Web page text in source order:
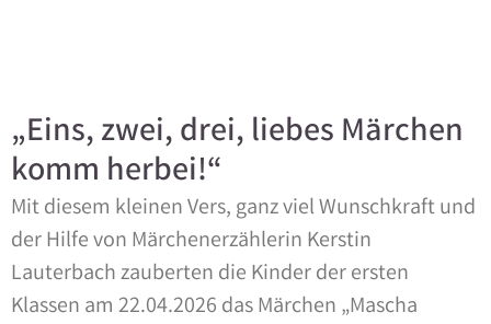
„Eins, zwei, drei, liebes Märchen
komm herbei!“
Mit diesem kleinen Vers, ganz viel Wunschkraft und
der Hilfe von Märchenerzählerin Kerstin
Lauterbach zauberten die Kinder der ersten
Klassen am 22.04.2026 das Märchen „Mascha